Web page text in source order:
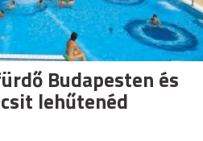
Budapesten és
lehűtenéd